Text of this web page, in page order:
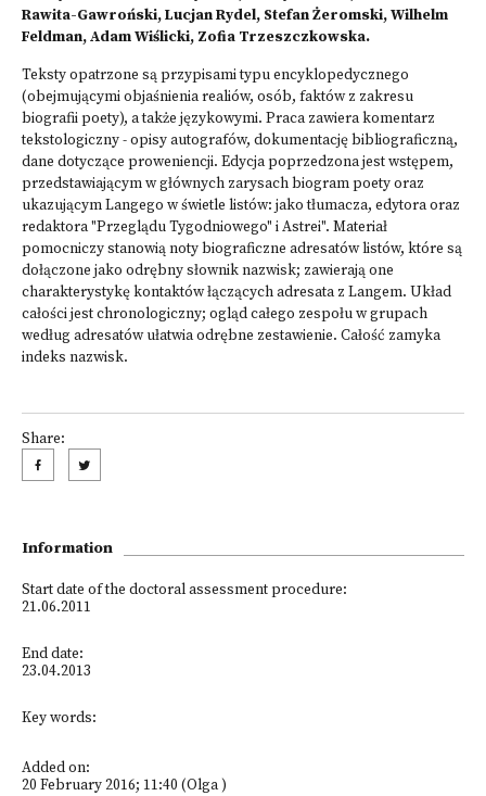
Rawita-Gawroński, Lucjan Rydel, Stefan Żeromski, Wilhelm
Feldman, Adam Wiślicki, Zofia Trzeszczkowska.
Teksty opatrzone są przypisami typu encyklopedycznego
(obejmującymi objaśnienia realiów, osób, faktów z zakresu
biografii poety), a także językowymi. Praca zawiera komentarz
tekstologiczny - opisy autografów, dokumentację bibliograficzną,
dane dotyczące proweniencji. Edycja poprzedzona jest wstępem,
przedstawiającym w głównych zarysach biogram poety oraz
ukazującym Langego w świetle listów: jako tłumacza, edytora oraz
redaktora "Przeglądu Tygodniowego" i Astrei". Materiał
pomocniczy stanowią noty biograficzne adresatów listów, które są
dołączone jako odrębny słownik nazwisk; zawierają one
charakterystykę kontaktów łączących adresata z Langem. Układ
całości jest chronologiczny; ogląd całego zespołu w grupach
według adresatów ułatwia odrębne zestawienie. Całość zamyka
indeks nazwisk.
Share:
Information
Start date of the doctoral assessment procedure:
21.06.2011
End date:
23.04.2013
Key words:
Added on:
20 February 2016; 11:40 (Olga )